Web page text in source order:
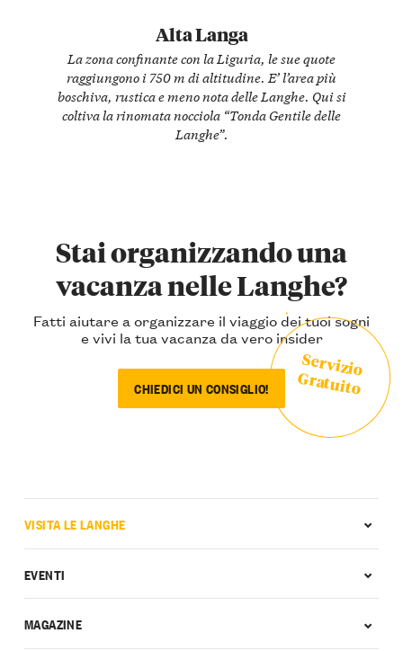
Alta Langa
La zona confinante con la Liguria, le sue quote
raggiungono i 750 m di altitudine. E’ l’area più
boschiva, rustica e meno nota delle Langhe. Qui si
coltiva la rinomata nocciola “Tonda Gentile delle
Langhe”.
Stai organizzando una
vacanza nelle Langhe?
Fatti aiutare a organizzare il viaggio dei tuoi sogni
e vivi la tua vacanza da vero insider
CHIEDICI UN CONSIGLIO!
Servizio
Gratuito
VISITA LE LANGHE
EVENTI
MAGAZINE